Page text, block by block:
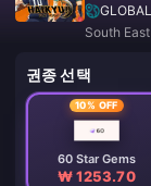
GLOBAL
South
권종 선택
10% OFF
60 Star Gems
₩ 1253.70